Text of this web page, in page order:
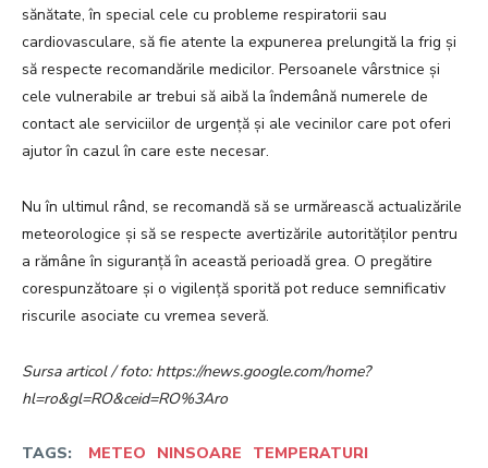
sănătate, în special cele cu probleme respiratorii sau
cardiovasculare, să fie atente la expunerea prelungită la frig și
să respecte recomandările medicilor. Persoanele vârstnice și
cele vulnerabile ar trebui să aibă la îndemână numerele de
contact ale serviciilor de urgență și ale vecinilor care pot oferi
ajutor în cazul în care este necesar.
Nu în ultimul rând, se recomandă să se urmărească actualizările
meteorologice și să se respecte avertizările autorităților pentru
a rămâne în siguranță în această perioadă grea. O pregătire
corespunzătoare și o vigilență sporită pot reduce semnificativ
riscurile asociate cu vremea severă.
Sursa articol / foto: https://news.google.com/home?
hl=ro&gl=RO&ceid=RO%3Aro
TAGS: METEO NINSOARE TEMPERATURI